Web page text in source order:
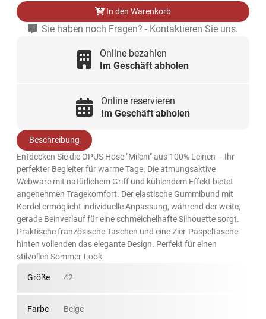
In den Warenkorb
Sie haben noch Fragen? - Kontaktieren Sie uns.
Online bezahlen
Im Geschäft abholen
Online reservieren
Im Geschäft abholen
Beschreibung
Entdecken Sie die OPUS Hose "Mileni" aus 100% Leinen – Ihr
perfekter Begleiter für warme Tage. Die atmungsaktive
Webware mit natürlichem Griff und kühlendem Effekt bietet
angenehmen Tragekomfort. Der elastische Gummibund mit
Kordel ermöglicht individuelle Anpassung, während der weite,
gerade Beinverlauf für eine schmeichelhafte Silhouette sorgt.
Praktische französische Taschen und eine Zier-Paspeltasche
hinten vollenden das elegante Design. Perfekt für einen
stilvollen Sommer-Look.
Größe 42
Farbe Beige